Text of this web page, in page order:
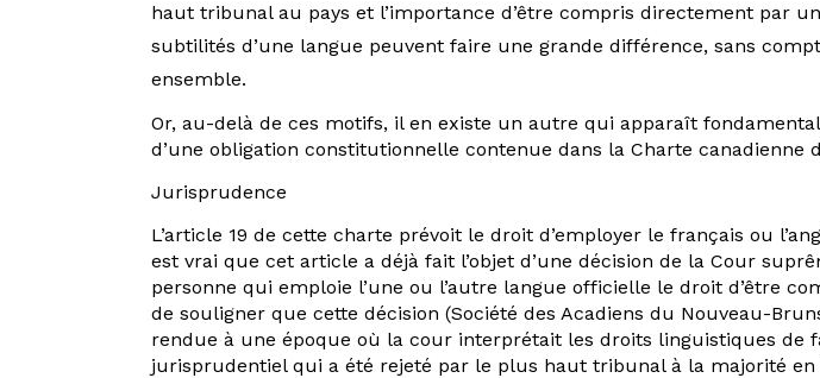
haut tribunal au pays et l’importance d’être compris directement par
subtilités d’une langue peuvent faire une grande différence, sans
ensemble.
Or, au-delà de ces motifs, il en existe un autre qui apparaît
d’une obligation constitutionnelle contenue dans la Charte canadienne
Jurisprudence
L’article 19 de cette charte prévoit le droit d’employer le français ou
est vrai que cet article a déjà fait l’objet d’une décision de la Cour
personne qui emploie l’une ou l’autre langue officielle le droit d’être
de souligner que cette décision (Société des Acadiens du Nouveau-
rendue à une époque où la cour interprétait les droits linguistiques de
jurisprudentiel qui a été rejeté par le plus haut tribunal à la majorité en